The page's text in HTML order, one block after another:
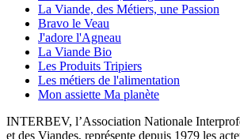
La Viande, des Métiers, une Passion
Bravo le Veau
J'adore l'Agneau
La Viande Bio
Les Produits Tripiers
Les métiers de l'alimentation
Mon assiette Ma planète
INTERBEV, l’Association Nationale
et des Viandes, représente depuis 1979 les